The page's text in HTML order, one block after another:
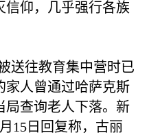
信仰，几乎强行各族
送往教育集中营时已
家人曾通过哈萨克斯
局查询老人下落。新
月 15 日回复称，古丽